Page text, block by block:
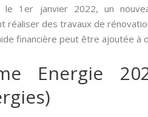
le 1er janvier 2022, un
réaliser des travaux de
financière peut être ajoutée à
Energie